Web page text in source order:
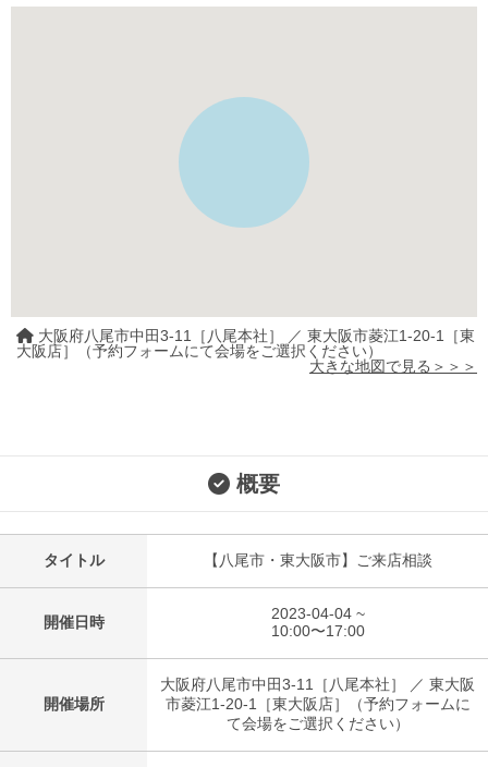
大阪府八尾市中田3-11［八尾本社］ ／ 東大阪市菱江1-20-1［東
大阪店］（予約フォームにて会場をご選択ください）
大きな地図で見る＞＞＞
概要
タイトル 【八尾市・東大阪市】ご来店相談
開催日時
2023-04-04 ~
10:00〜17:00
開催場所
大阪府八尾市中田3-11［八尾本社］ ／ 東大阪
市菱江1-20-1［東大阪店］（予約フォームに
て会場をご選択ください）